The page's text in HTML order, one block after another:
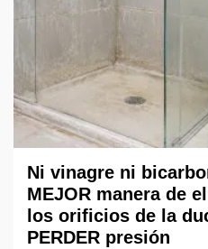
Ni vinagre ni
MEJOR manera de
los orificios de la
PERDER presión